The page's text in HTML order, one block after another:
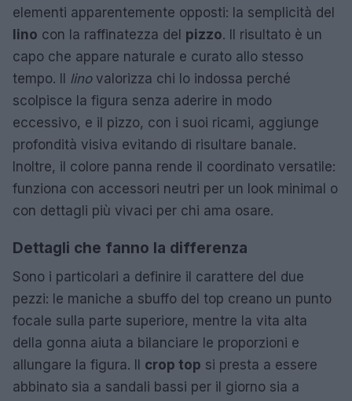
elementi apparentemente opposti: la semplicità del
lino con la raffinatezza del pizzo. Il risultato è un
capo che appare naturale e curato allo stesso
tempo. Il linovalorizza chi lo indossa perché
scolpisce la figura senza aderire in modo
eccessivo, e il pizzo, con i suoi ricami, aggiunge
profondità visiva evitando di risultare banale.
Inoltre, il colore panna rende il coordinato versatile:
funziona con accessori neutri per un look minimal o
con dettagli più vivaci per chi ama osare.
Dettagli che fanno la differenza
Sono i particolari a definire il carattere del due
pezzi: le maniche a sbuffo del top creano un punto
focale sulla parte superiore, mentre la vita alta
della gonna aiuta a bilanciare le proporzioni e
allungare la figura. Il crop top si presta a essere
abbinato sia a sandali bassi per il giorno sia a